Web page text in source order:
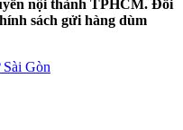
nội thành TPHCM. Đối
sách gửi hàng dùm
Gòn